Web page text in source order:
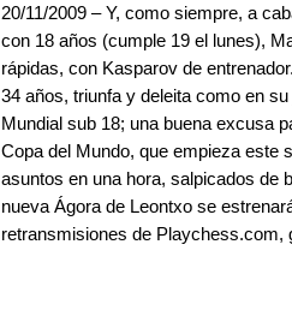
20/11/2009 – Y, como siempre, a
con 18 años (cumple 19 el lunes),
rápidas, con Kasparov de
34 años, triunfa y deleita como en
Mundial sub 18; una buena excusa
Copa del Mundo, que empieza este
asuntos en una hora, salpicados de
nueva Ágora de Leontxo se
retransmisiones de Playchess.com,